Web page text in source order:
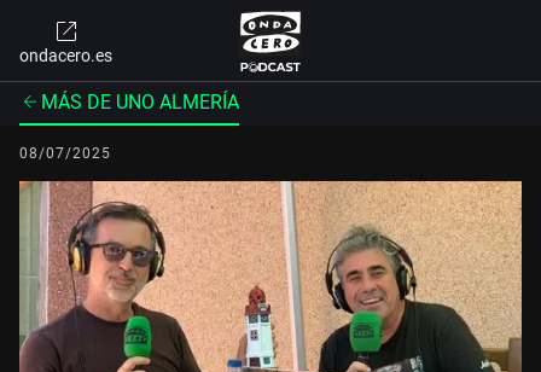
ondacero.es
MÁS DE UNO ALMERÍA
08/07/2025